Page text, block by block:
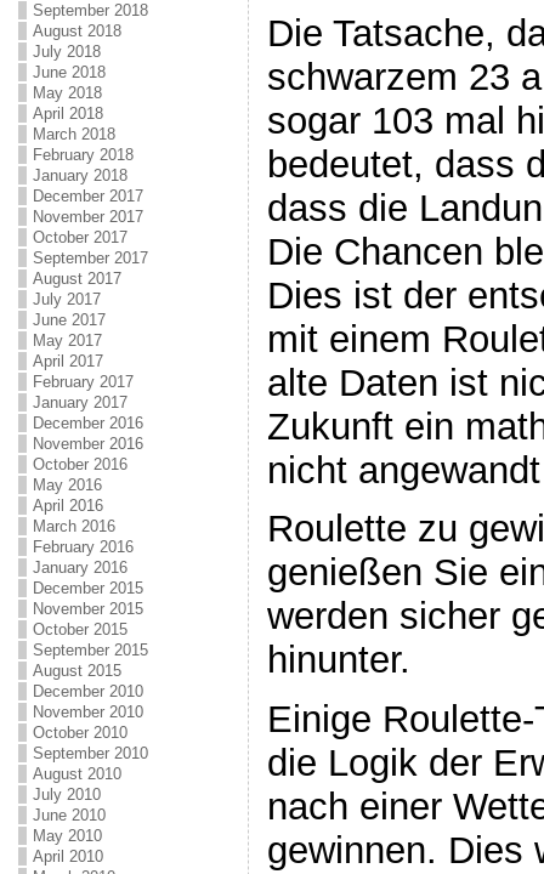
September 2018
August 2018
July 2018
June 2018
May 2018
April 2018
March 2018
February 2018
January 2018
December 2017
November 2017
October 2017
September 2017
August 2017
July 2017
June 2017
May 2017
April 2017
February 2017
January 2017
December 2016
November 2016
October 2016
May 2016
April 2016
March 2016
February 2016
January 2016
December 2015
November 2015
October 2015
September 2015
August 2015
December 2010
November 2010
October 2010
September 2010
August 2010
July 2010
June 2010
May 2010
April 2010
Die Tatsache,
schwarzem 23
sogar 103 mal
bedeutet, dass
dass die
Die Chancen
Dies ist der
mit einem
alte Daten ist
Zukunft ein
nicht
Roulette zu
genießen Sie
werden sicher
hinunter.
Einige
die Logik der
nach einer
gewinnen. Dies